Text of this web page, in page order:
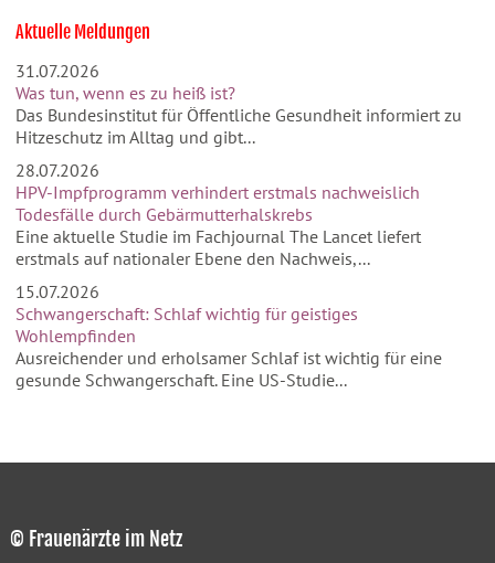
Aktuelle Meldungen
31.07.2026
Was tun, wenn es zu heiß ist?
Das Bundesinstitut für Öffentliche Gesundheit informiert zu
Hitzeschutz im Alltag und gibt...
28.07.2026
HPV-Impfprogramm verhindert erstmals nachweislich
Todesfälle durch Gebärmutterhalskrebs
Eine aktuelle Studie im Fachjournal The Lancet liefert
erstmals auf nationaler Ebene den Nachweis,...
15.07.2026
Schwangerschaft: Schlaf wichtig für geistiges
Wohlempfinden
Ausreichender und erholsamer Schlaf ist wichtig für eine
gesunde Schwangerschaft. Eine US-Studie...
© Frauenärzte im Netz